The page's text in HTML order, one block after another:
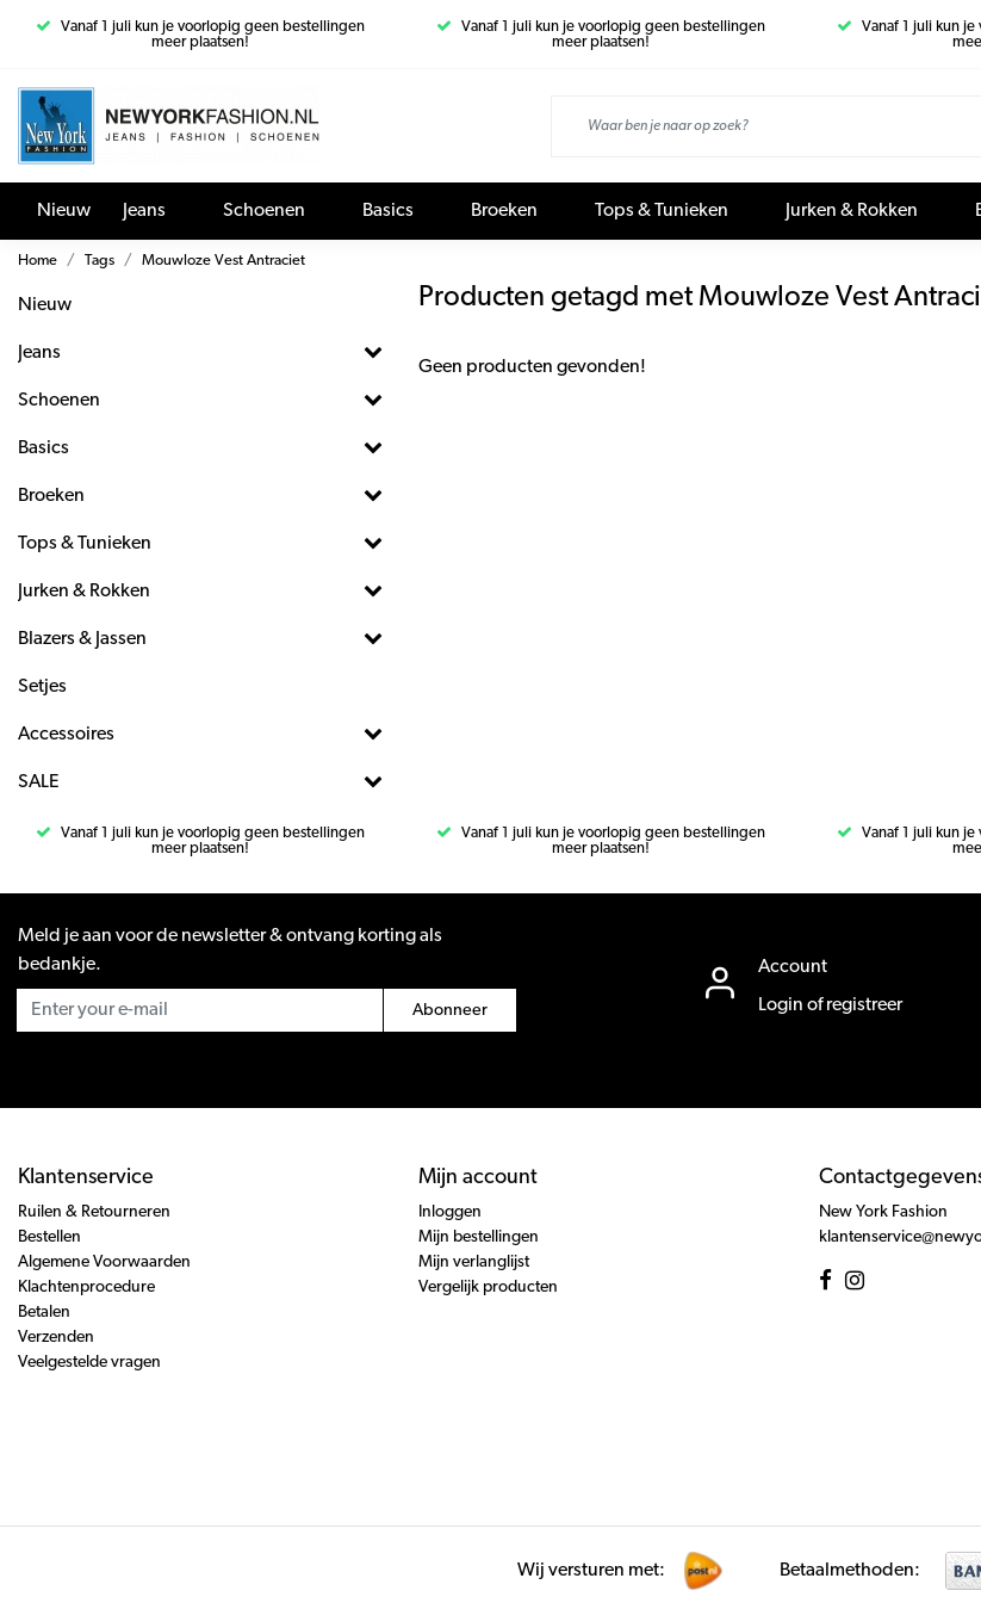
Vanaf 1 juli kun je voorlopig geen bestellingen
meer plaatsen!
Vanaf 1 juli kun je voorlopig geen bestellingen
meer plaatsen!
Vanaf 1 juli kun
Nieuw Jeans Schoenen Basics Broeken Tops & Tunieken Jurken & Rokken
Home Tags Mouwloze Vest Antraciet
Nieuw
Jeans
Schoenen
Basics
Broeken
Tops & Tunieken
Jurken & Rokken
Blazers & Jassen
Setjes
Accessoires
SALE
Producten getagd met Mouwloze Vest
Geen producten gevonden!
Vanaf 1 juli kun je voorlopig geen bestellingen
meer plaatsen!
Vanaf 1 juli kun je voorlopig geen bestellingen
meer plaatsen!
Vanaf 1 juli kun
Meld je aan voor de newsletter & ontvang korting als
bedankje.
Abonneer
Account
Login of registreer
Klantenservice
Ruilen & Retourneren
Bestellen
Algemene Voorwaarden
Klachtenprocedure
Betalen
Verzenden
Veelgestelde vragen
Mijn account
Inloggen
Mijn bestellingen
Mijn verlanglijst
Vergelijk producten
New York Fashion
Wij versturen met: Betaalmethoden: